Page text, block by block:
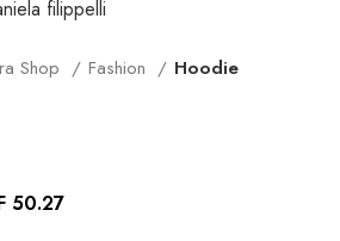
Shop Fashion Hoodie
50.27